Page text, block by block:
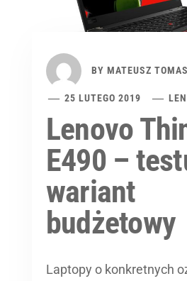
BY MATEUSZ
25 LUTEGO 2019
Lenovo
E490 –
wariant
budżetowy
Laptopy o konkretnych